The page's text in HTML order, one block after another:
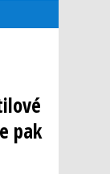
pak